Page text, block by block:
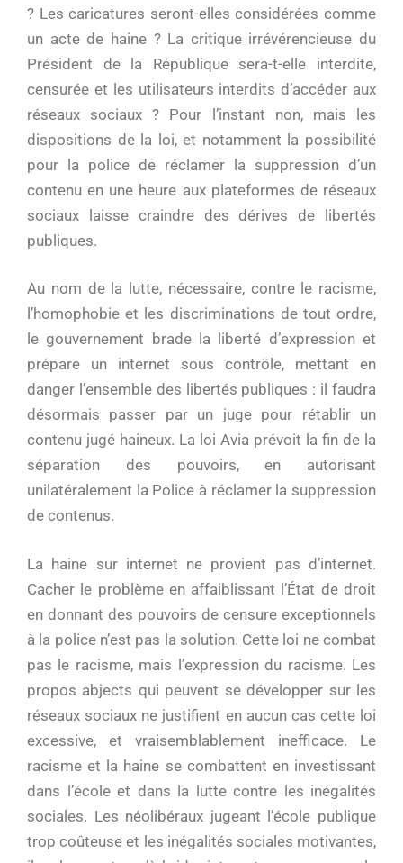
? Les caricatures seront-elles considérées comme
un acte de haine ? La critique irrévérencieuse du
Président de la République sera-t-elle interdite,
censurée et les utilisateurs interdits d’accéder aux
réseaux sociaux ? Pour l’instant non, mais les
dispositions de la loi, et notamment la possibilité
pour la police de réclamer la suppression d’un
contenu en une heure aux plateformes de réseaux
sociaux laisse craindre des dérives de libertés
publiques.
Au nom de la lutte, nécessaire, contre le racisme,
l’homophobie et les discriminations de tout ordre,
le gouvernement brade la liberté d’expression et
prépare un internet sous contrôle, mettant en
danger l’ensemble des libertés publiques : il faudra
désormais passer par un juge pour rétablir un
contenu jugé haineux. La loi Avia prévoit la fin de la
séparation des pouvoirs, en autorisant
unilatéralement la Police à réclamer la suppression
de contenus.
La haine sur internet ne provient pas d’internet.
Cacher le problème en affaiblissant l’État de droit
en donnant des pouvoirs de censure exceptionnels
à la police n’est pas la solution. Cette loi ne combat
pas le racisme, mais l’expression du racisme. Les
propos abjects qui peuvent se développer sur les
réseaux sociaux ne justifient en aucun cas cette loi
excessive, et vraisemblablement inefficace. Le
racisme et la haine se combattent en investissant
dans l’école et dans la lutte contre les inégalités
sociales. Les néolibéraux jugeant l’école publique
trop coûteuse et les inégalités sociales motivantes,